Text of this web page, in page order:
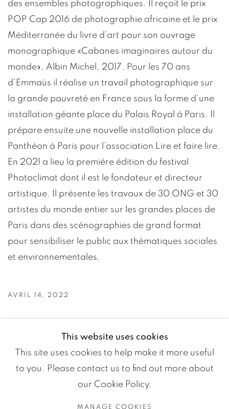
des ensembles photographiques. Il reçoit le prix
POP Cap 2016 de photographie africaine et le prix
Méditerranée du livre d’art pour son ouvrage
monographique «Cabanes imaginaires autour du
monde», Albin Michel, 2017. Pour les 70 ans
d’Emmaüs il réalise un travail photographique sur
la grande pauvreté en France sous la forme d’une
installation géante place du Palais Royal à Paris. Il
prépare ensuite une nouvelle installation place du
Panthéon à Paris pour l’association Lire et faire lire.
En 2021 a lieu la première édition du festival
Photoclimat dont il est le fondateur et directeur
artistique. Il présente les travaux de 30 ONG et 30
artistes du monde entier sur les grandes places de
Paris dans des scénographies de grand format
pour sensibiliser le public aux thématiques sociales
et environnementales.
AVRIL 14, 2022
This website uses cookies
This site uses cookies to help make it more useful
to you. Please contact us to find out more about
our Cookie Policy.
MANAGE COOKIES